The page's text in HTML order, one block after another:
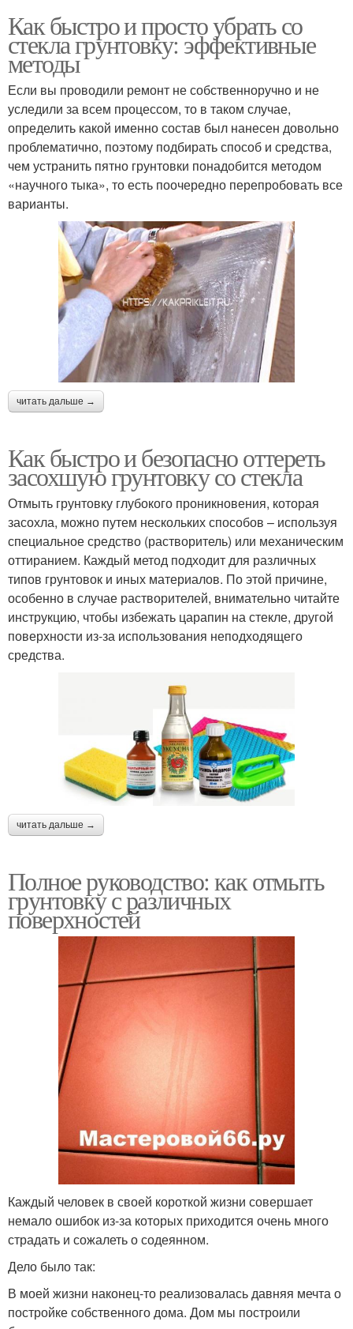
Как быстро и просто убрать со
стекла грунтовку: эффективные
методы
Если вы проводили ремонт не собственноручно и не
уследили за всем процессом, то в таком случае,
определить какой именно состав был нанесен довольно
проблематично, поэтому подбирать способ и средства,
чем устранить пятно грунтовки понадобится методом
«научного тыка», то есть поочередно перепробовать все
варианты.
читать дальше →
Как быстро и безопасно оттереть
засохшую грунтовку со стекла
Отмыть грунтовку глубокого проникновения, которая
засохла, можно путем нескольких способов – используя
специальное средство (растворитель) или механическим
оттиранием. Каждый метод подходит для различных
типов грунтовок и иных материалов. По этой причине,
особенно в случае растворителей, внимательно читайте
инструкцию, чтобы избежать царапин на стекле, другой
поверхности из-за использования неподходящего
средства.
читать дальше →
Полное руководство: как отмыть
грунтовку с различных
поверхностей
Каждый человек в своей короткой жизни совершает
немало ошибок из-за которых приходится очень много
страдать и сожалеть о содеянном.
Дело было так:
В моей жизни наконец-то реализовалась давняя мечта о
постройке собственного дома. Дом мы построили